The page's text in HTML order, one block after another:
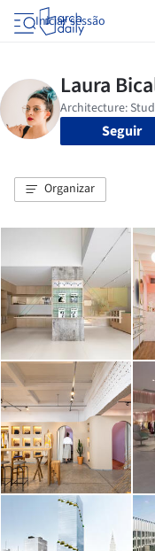
Iniciar sessão
Seguir
Organizar